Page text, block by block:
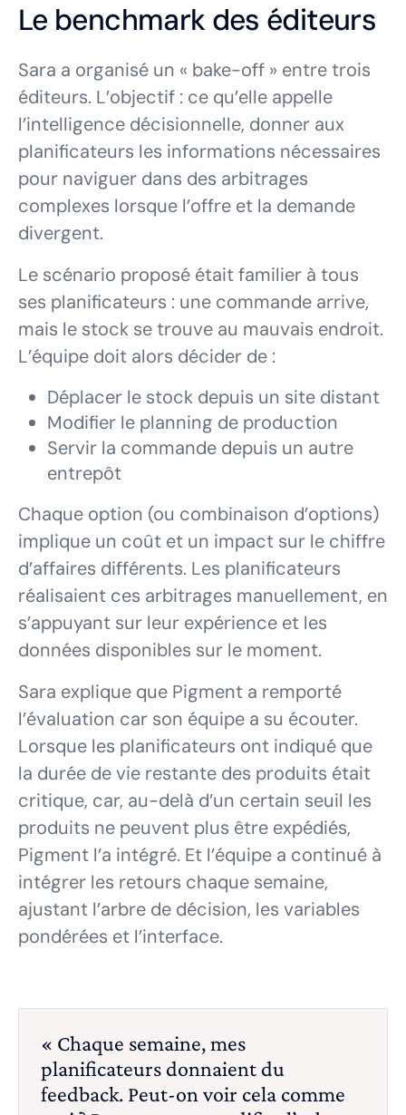
Le benchmark des éditeurs
Sara a organisé un « bake-off » entre trois
éditeurs. L’objectif : ce qu’elle appelle
l’intelligence décisionnelle, donner aux
planificateurs les informations nécessaires
pour naviguer dans des arbitrages
complexes lorsque l’offre et la demande
divergent.
Le scénario proposé était familier à tous
ses planificateurs : une commande arrive,
mais le stock se trouve au mauvais endroit.
L’équipe doit alors décider de :
Déplacer le stock depuis un site distant
Modifier le planning de production
Servir la commande depuis un autre
entrepôt
Chaque option (ou combinaison d’options)
implique un coût et un impact sur le chiffre
d’affaires différents. Les planificateurs
réalisaient ces arbitrages manuellement, en
s’appuyant sur leur expérience et les
données disponibles sur le moment.
Sara explique que Pigment a remporté
l’évaluation car son équipe a su écouter.
Lorsque les planificateurs ont indiqué que
la durée de vie restante des produits était
critique, car, au-delà d’un certain seuil les
produits ne peuvent plus être expédiés,
Pigment l’a intégré. Et l’équipe a continué à
intégrer les retours chaque semaine,
ajustant l’arbre de décision, les variables
pondérées et l’interface.
« Chaque semaine, mes
planificateurs donnaient du
feedback. Peut-on voir cela comme